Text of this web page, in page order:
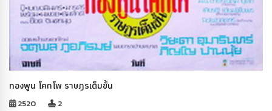
ทองพูน โคกโพ ราษฎรเต็มขั้น
2520 2